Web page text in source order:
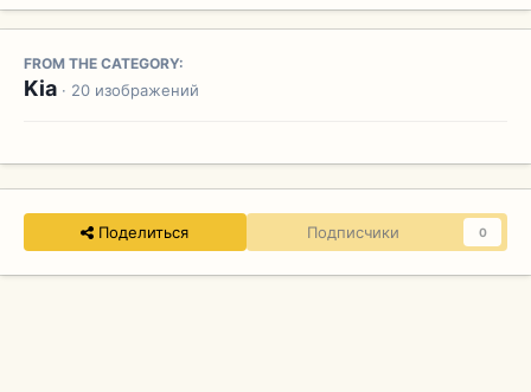
FROM THE CATEGORY:
Kia · 20 изображений
Поделиться Подписчики 0